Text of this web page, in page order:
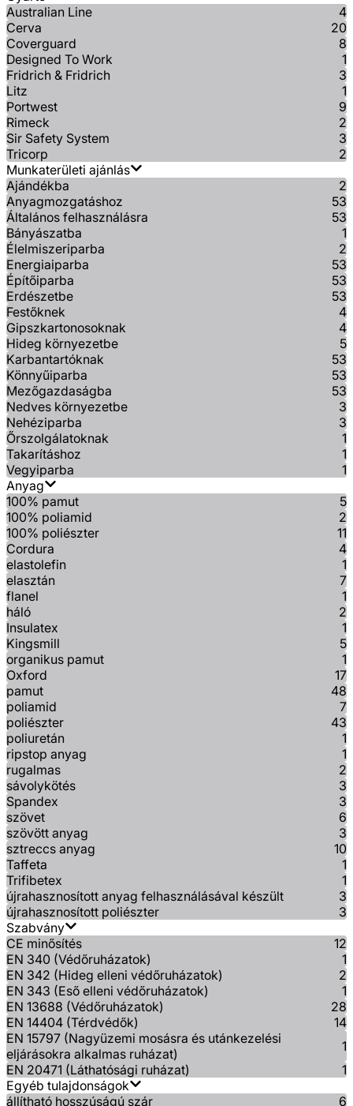
Australian Line
4
Cerva
20
Coverguard
8
Designed To Work
1
Fridrich & Fridrich
3
Litz
1
Portwest
9
Rimeck
2
Sir Safety System
3
Tricorp
2
Munkaterületi ajánlás
Ajándékba
2
Anyagmozgatáshoz
53
Általános felhasználásra
53
Bányászatba
1
Élelmiszeriparba
2
Energiaiparba
53
Építőiparba
53
Erdészetbe
53
Festőknek
4
Gipszkartonosoknak
4
Hideg környezetbe
5
Karbantartóknak
53
Könnyűiparba
53
Mezőgazdaságba
53
Nedves környezetbe
3
Nehéziparba
3
Őrszolgálatoknak
1
Takarításhoz
1
Vegyiparba
1
Anyag
100% pamut
5
100% poliamid
2
100% poliészter
11
Cordura
4
elastolefin
1
elasztán
7
flanel
1
háló
2
Insulatex
1
Kingsmill
5
organikus pamut
1
Oxford
17
pamut
48
poliamid
7
poliészter
43
poliuretán
1
ripstop anyag
1
rugalmas
2
sávolykötés
3
Spandex
3
szövet
6
szövött anyag
3
sztreccs anyag
10
Taffeta
1
Trifibetex
1
újrahasznosított anyag felhasználásával készült
3
újrahasznosított poliészter
3
Szabvány
CE minősítés
12
EN 340 (Védőruházatok)
1
EN 342 (Hideg elleni védőruházatok)
2
EN 343 (Eső elleni védőruházatok)
1
EN 13688 (Védőruházatok)
28
EN 14404 (Térdvédők)
14
EN 15797 (Nagyüzemi mosásra és utánkezelési
eljárásokra alkalmas ruházat)
1
EN 20471 (Láthatósági ruházat)
1
Egyéb tulajdonságok
állítható hosszúságú szár
6